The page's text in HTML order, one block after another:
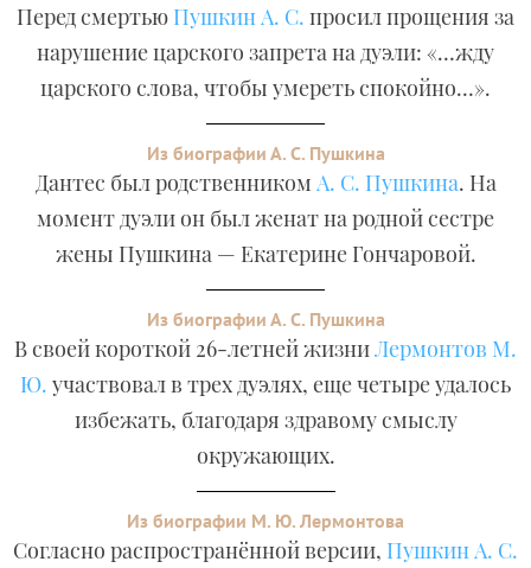
Перед смертью Пушкин А. С. просил прощения за
нарушение царского запрета на дуэли: «…жду
царского слова, чтобы умереть спокойно…».
Из биографии А. С. Пушкина
Дантес был родственником А. С. Пушкина. На
момент дуэли он был женат на родной сестре
жены Пушкина — Екатерине Гончаровой.
Из биографии А. С. Пушкина
В своей короткой 26-летней жизниЛермонтов М.
Ю. участвовал в трех дуэлях, еще четыре удалось
избежать, благодаря здравому смыслу
окружающих.
Из биографии М. Ю. Лермонтова
Согласно распространённой версии, Пушкин А. С.